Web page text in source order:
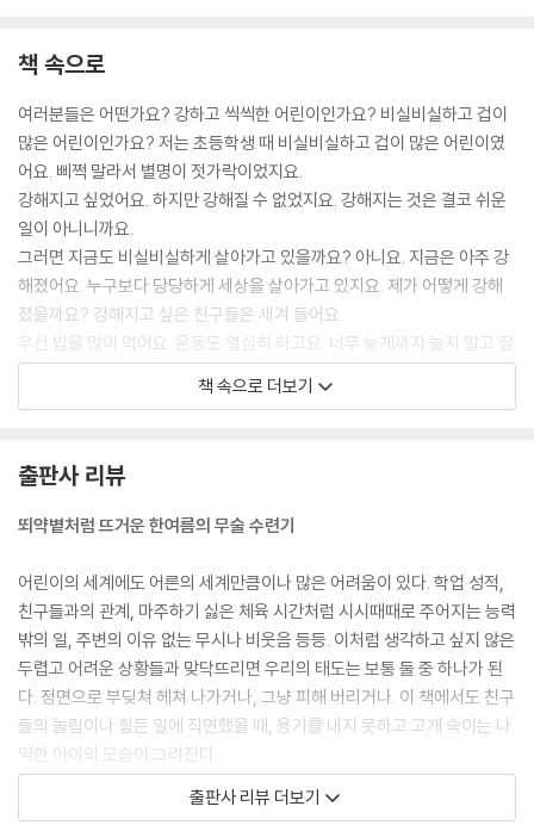
책 속으로
여러분들은 어떤가요? 강하고 씩씩한 어린이인가요? 비실비실하고 겁이
많은 어린이인가요? 저는 초등학생 때 비실비실하고 겁이 많은 어린이였
어요. 삐쩍 말라서 별명이 젓가락이었지요.
강해지고 싶었어요. 하지만 강해질 수 없었지요. 강해지는 것은 결코 쉬운
일이 아니니까요.
그러면 지금도 비실비실하게 살아가고 있을까요? 아니요. 지금은 아주 강
해졌어요. 누구보다 당당하게 세상을 살아가고 있지요. 제가 어떻게 강해
졌을까요? 강해지고 싶은 친구들은 새겨 들어요.
우선 밥을 많이 먹어요. 운동도 열심히 하고요. 너무 늦게까지 놀지 말고 잠
자리에 일찍 들어요. 그러면 어느 정도 체력이 강해질 수 있을 거예요.
책도 많이 읽어요. 친구들과도 사이좋게 지내고요. 공부도 열심히 해요. 주
해야지요. 제가 어른이 되어 보니까 마음이 강한 사람이 진정으로 강한 사
람이더라고요. 마음이 강하면 어떤 고난과 역경도 다 이겨 낼 수 있으니까
지금 생각해 보면 저는 어릴 적 강해지고 싶은 마음만 컸지 강해지기 위한
노력은 안 한 것 같아요. 그러니 강해질 수 없었던 거지요. 저는 여러분이
생각만 하지 말고 진짜 강한 사람이 되면 좋겠어요. 그래서 특별한 비법을
전수하는 거예요.
앞으로 여러분 앞에 힘들고 어려운 일들이 조금씩 나타날 거예요. 그럴 때
마다 평소에 키워 온 강한 몸과 마음으로 당당하게 헤쳐 나가길 바라요. 이
책을 곰곰이 읽어 보면 어떻게 해야 할지 알 테니까요.
여러분의 하루를 응원합니다!
- 어느덧 강한 어른이 된 작가, 윤주성
책 속으로 더보기
출판사 리뷰
뙤약볕처럼 뜨거운 한여름의 무술 수련기
어린이의 세계에도 어른의 세계만큼이나 많은 어려움이 있다. 학업 성적,
친구들과의 관계, 마주하기 싫은 체육 시간처럼 시시때때로 주어지는 능력
밖의 일, 주변의 이유 없는 무시나 비웃음 등등. 이처럼 생각하고 싶지 않은
두렵고 어려운 상황들과 맞닥뜨리면 우리의 태도는 보통 둘 중 하나가 된
다. 정면으로 부딪쳐 헤쳐 나가거나, 그냥 피해 버리거나. 이 책에서도 친구
들의 놀림이나 힘든 일에 직면했을 때, 용기를 내지 못하고 고개 숙이는 나
약한 아이의 모습이 그려진다.
《할아버지는 무림 고수》는 귀여워서 웃음이 나면서도 또 한편으로는 안쓰
출판사 리뷰 더보기